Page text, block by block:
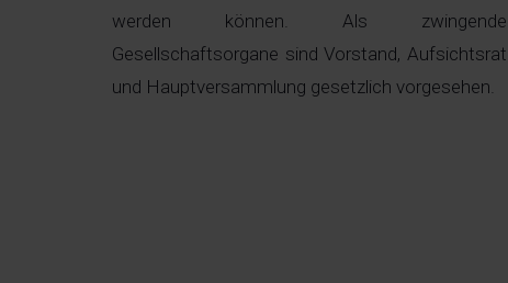
werden können. Als zwingende
Gesellschaftsorgane sind Vorstand, Aufsichtsrat
und Hauptversammlung gesetzlich vorgesehen.